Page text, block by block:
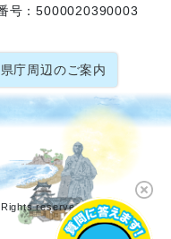
号：5000020390003
県庁周辺のご案内
reserved.